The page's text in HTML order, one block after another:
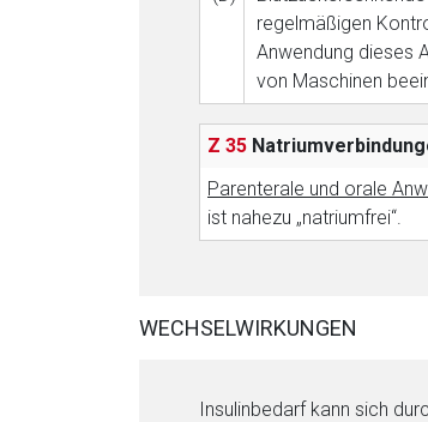
regelmäßigen
Anwendung dieses
von Maschinen
Z 35
Parenterale und orale
ist nahezu „natriumfrei“.
WECHSELWIRKUNGEN
Insulinbedarf kann sich